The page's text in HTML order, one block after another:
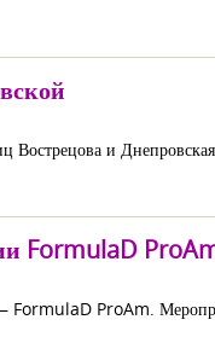
Вострецова и
FormulaD
FormulaD ProAm.